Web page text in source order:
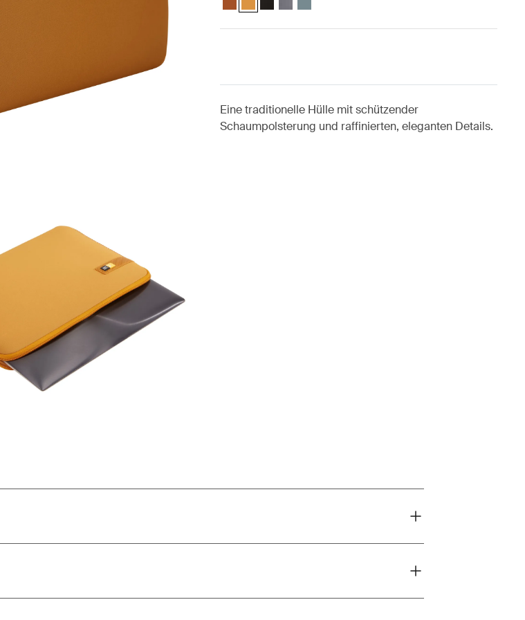
Eine traditionelle Hülle mit schützender
Schaumpolsterung und raffinierten, eleganten Details.